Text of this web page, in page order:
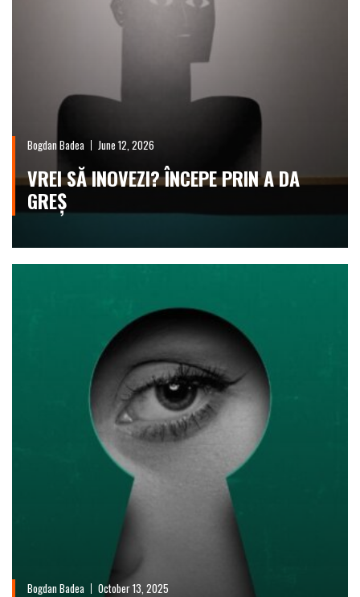
Bogdan Badea June 12, 2026
VREI SĂ INOVEZI? ÎNCEPE PRIN A DA
GREȘ
Bogdan Badea October 13, 2025